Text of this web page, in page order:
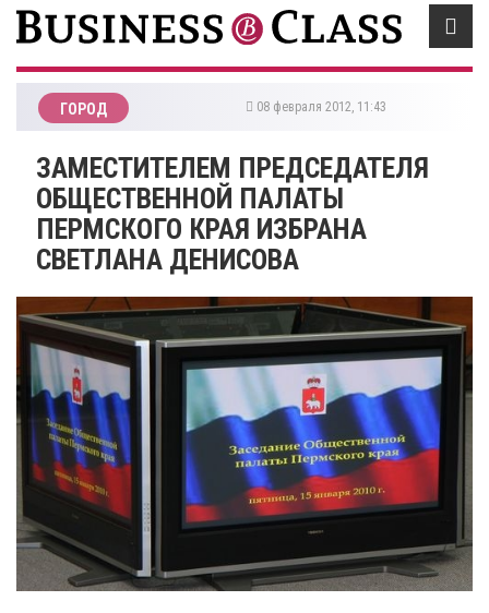
ГОРОД 08 февраля 2012, 11:43
ЗАМЕСТИТЕЛЕМ ПРЕДСЕДАТЕЛЯ
ОБЩЕСТВЕННОЙ ПАЛАТЫ
ПЕРМСКОГО КРАЯ ИЗБРАНА
СВЕТЛАНА ДЕНИСОВА